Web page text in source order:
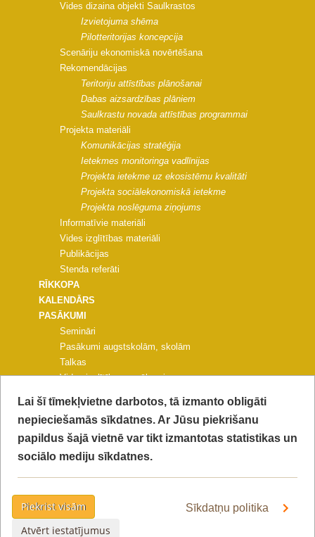
Vides dizaina objekti Saulkrastos
Izvietojuma shēma
Pilotteritorijas koncepcija
Scenāriju ekonomiskā novērtēšana
Rekomendācijas
Teritoriju attīstības plānošanai
Dabas aizsardzības plāniem
Saulkrastu novada attīstības programmai
Projekta materiāli
Komunikācijas stratēģija
Ietekmes monitoringa vadlīnijas
Projekta ietekme uz ekosistēmu kvalitāti
Projekta sociālekonomiskā ietekme
Projekta noslēguma ziņojums
Informatīvie materiāli
Vides izglītības materiāli
Publikācijas
Stenda referāti
RĪKKOPA
KALENDĀRS
PASĀKUMI
Semināri
Pasākumi augstskolām, skolām
Talkas
Vides izglītības pasākumi
Citi pasākumi
PROJEKTA KONFERENCE
FOTOGALERIJAS
KONTAKTI
PRIVĀTUMA POLITIKA
Lai šī tīmekļvietne darbotos, tā izmanto obligāti
nepieciešamās sīkdatnes. Ar Jūsu piekrišanu
papildus šajā vietnē var tikt izmantotas statistikas un
sociālo mediju sīkdatnes.
Piekrist visām
Atvērt iestatījumus
Sīkdatņu politika